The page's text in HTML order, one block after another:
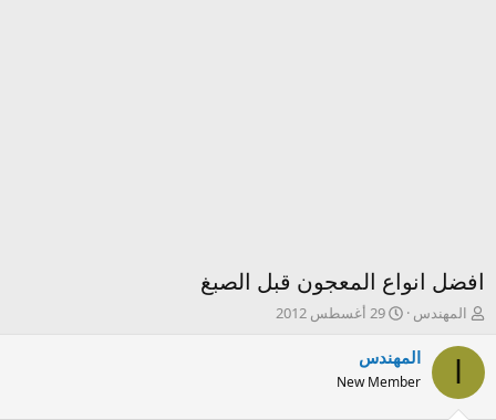
افضل انواع المعجون قبل الصبغ
ك
ت
المهندس
ت
ر
ي
خ
29 أغسطس 2012
المهندس
New Member